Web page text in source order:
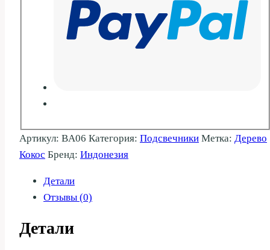
Артикул: BA06 Категория: Подсвечники Метка: Дерево
Кокос Бренд: Индонезия
Детали
Отзывы (0)
Детали